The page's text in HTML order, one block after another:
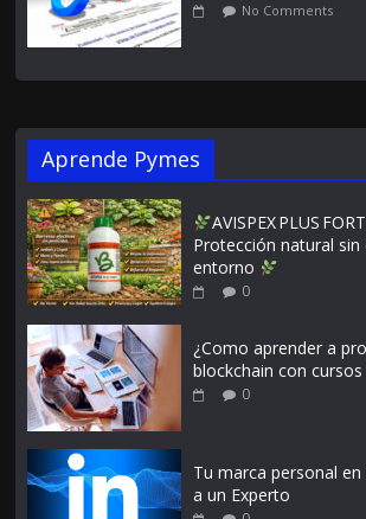
No Comments
Aprende Pymes
AVISPEX PLUS
Protección natural sin
entorno
0
¿Como aprender a
blockchain con cursos
0
Tu marca personal
a un Experto